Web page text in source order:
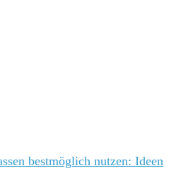
bestmöglich nutzen: Ideen